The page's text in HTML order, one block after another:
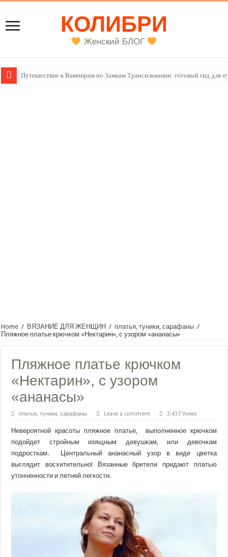
КОЛИБРИ
Женский БЛОГ
Женский внутренний голос
Home / ВЯЗАНИЕ ДЛЯ ЖЕНЩИН / платья, туники, сарафаны /
Пляжное платье крючком «Нектарин», с узором «ананасы»
Пляжное платье крючком
«Нектарин», с узором
«ананасы»
платья, туники, сарафаны Leave a comment 3,437 Views
Невероятной красоты пляжное платье, выполненное крючком
подойдет стройным изящным девушкам, или девочкам
подросткам. Центральный ананасный узор в виде цветка
выглядит восхитительно! Вязанные брители придают платью
утонченности и летней легкости.